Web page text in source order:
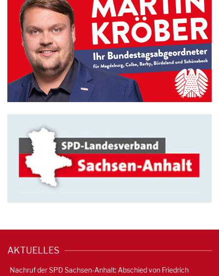
AKTUELLES
Nachruf der SPD Sachsen-Anhalt: Abschied von Friedrich